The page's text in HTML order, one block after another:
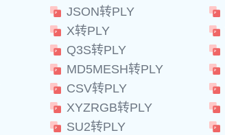
JSON转PLY
X转PLY
Q3S转PLY
MD5MESH转PLY
CSV转PLY
XYZRGB转PLY
SU2转PLY